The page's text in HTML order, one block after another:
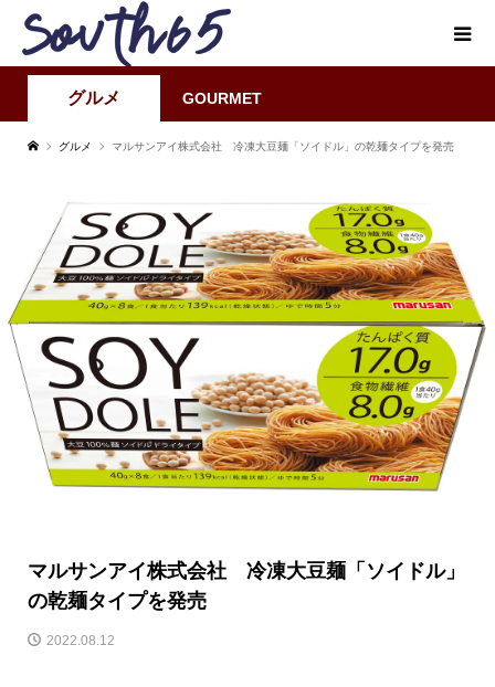
グルメ GOURMET
グルメ マルサンアイ株式会社 冷凍大豆麺「ソイドル」の乾麺タイプを発売
マルサンアイ株式会社 冷凍大豆麺「ソイドル」
の乾麺タイプを発売
2022.08.12